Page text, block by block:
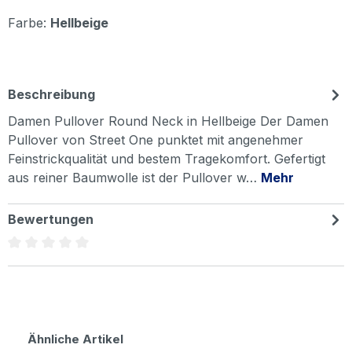
Farbe: Hellbeige
Beschreibung
Damen Pullover Round Neck in Hellbeige Der Damen
Pullover von Street One punktet mit angenehmer
Feinstrickqualität und bestem Tragekomfort. Gefertigt
aus reiner Baumwolle ist der Pullover w… Mehr
Bewertungen
Produktgalerie überspringen
Ähnliche Artikel